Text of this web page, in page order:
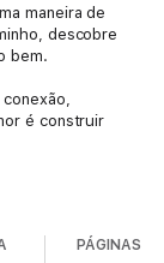
maneira de
descobre
bem.
é construir
PÁGINAS